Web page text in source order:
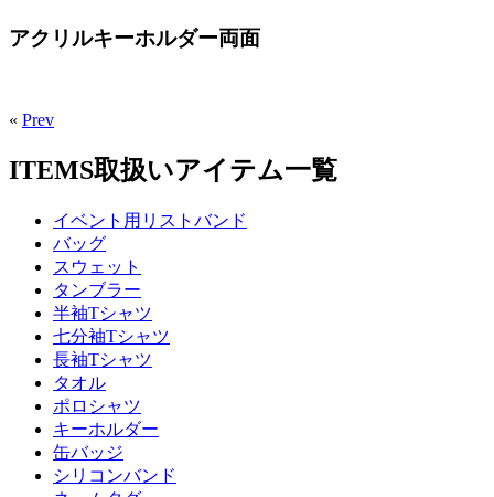
アクリルキーホルダー両面
« Prev
ITEMS取扱いアイテム一覧
イベント用リストバンド
バッグ
スウェット
タンブラー
半袖Tシャツ
七分袖Tシャツ
長袖Tシャツ
タオル
ポロシャツ
キーホルダー
缶バッジ
シリコンバンド